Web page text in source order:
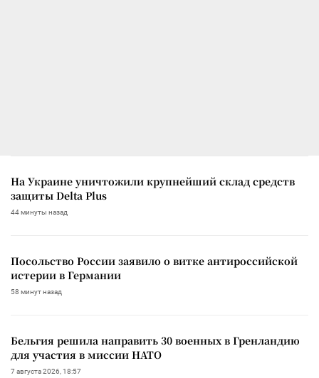
На Украине уничтожили крупнейший склад средств
защиты Delta Plus
44 минуты назад
Посольство России заявило о витке антироссийской
истерии в Германии
58 минут назад
Бельгия решила направить 30 военных в Гренландию
для участия в миссии НАТО
7 августа 2026, 18:57